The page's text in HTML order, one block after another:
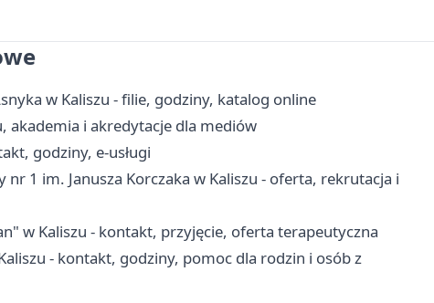
w Kaliszu - filie, godziny, katalog online
akademia i akredytacje dla mediów
godziny, e-usługi
1 im. Janusza Korczaka w Kaliszu - oferta, rekrutacja i
w Kaliszu - kontakt, przyjęcie, oferta terapeutyczna
- kontakt, godziny, pomoc dla rodzin i osób z